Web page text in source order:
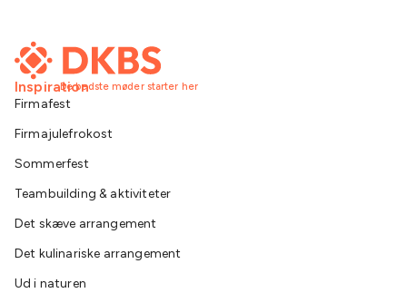
De bedste møder starter her
Inspiration
Firmafest
Firmajulefrokost
Sommerfest
Teambuilding & aktiviteter
Det skæve arrangement
Det kulinariske arrangement
Ud i naturen